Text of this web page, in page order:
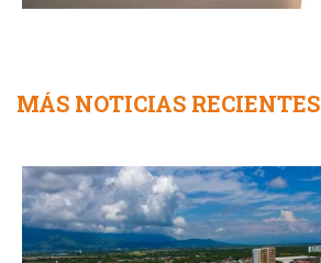
MÁS NOTICIAS RECIENTES